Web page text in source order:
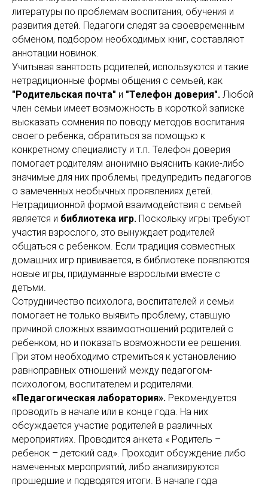
литературы по проблемам воспитания, обучения и
развития детей. Педагоги следят за своевременным
обменом, подбором необходимых книг, составляют
аннотации новинок.
Учитывая занятость родителей, используются и такие
нетрадиционные формы общения с семьей, как
"Родительская почта" и "Телефон доверия". Любой
член семьи имеет возможность в короткой записке
высказать сомнения по поводу методов воспитания
своего ребенка, обратиться за помощью к
конкретному специалисту и т.п. Телефон доверия
помогает родителям анонимно выяснить какие-либо
значимые для них проблемы, предупредить педагогов
о замеченных необычных проявлениях детей.
Нетрадиционной формой взаимодействия с семьей
является и библиотека игр. Поскольку игры требуют
участия взрослого, это вынуждает родителей
общаться с ребенком. Если традиция совместных
домашних игр прививается, в библиотеке появляются
новые игры, придуманные взрослыми вместе с
детьми.
Сотрудничество психолога, воспитателей и семьи
помогает не только выявить проблему, ставшую
причиной сложных взаимоотношений родителей с
ребенком, но и показать возможности ее решения.
При этом необходимо стремиться к установлению
равноправных отношений между педагогом-
психологом, воспитателем и родителями.
«Педагогическая лаборатория». Рекомендуется
проводить в начале или в конце года. На них
обсуждается участие родителей в различных
мероприятиях. Проводится анкета « Родитель –
ребенок – детский сад». Проходит обсуждение либо
намеченных мероприятий, либо анализируются
прошедшие и подводятся итоги. В начале года